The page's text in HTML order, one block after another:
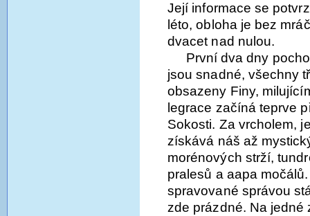
Její informace se
léto, obloha je bez
dvacet nad nulou.
První dva dny
jsou snadné, všechny
obsazeny Finy,
legrace začíná teprve
Sokosti. Za vrcholem,
získává náš až
morénových strží,
pralesů a aapa
spravované správou
zde prázdné. Na jedné